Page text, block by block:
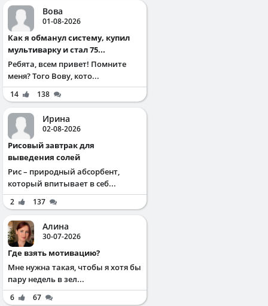
Вова
01-08-2026
Как я обманул систему, купил
мультиварку и стал 75...
Ребята, всем привет! Помните
меня? Того Вову, кото...
14 138
Ирина
02-08-2026
Рисовый завтрак для
выведения солей
Рис – природный абсорбент,
который впитывает в себ...
2 137
Алина
30-07-2026
Где взять мотивацию?
Мне нужна такая, чтобы я хотя бы
пару недель в зел...
6 67